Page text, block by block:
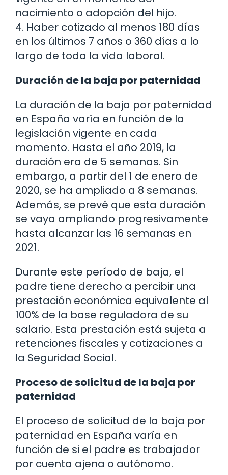
nacimiento o adopción del hijo.
4. Haber cotizado al menos 180 días
en los últimos 7 años o 360 días a lo
largo de toda la vida laboral.
Duración de la baja por paternidad
La duración de la baja por paternidad
en España varía en función de la
legislación vigente en cada
momento. Hasta el año 2019, la
duración era de 5 semanas. Sin
embargo, a partir del 1 de enero de
2020, se ha ampliado a 8 semanas.
Además, se prevé que esta duración
se vaya ampliando progresivamente
hasta alcanzar las 16 semanas en
2021.
Durante este período de baja, el
padre tiene derecho a percibir una
prestación económica equivalente al
100% de la base reguladora de su
salario. Esta prestación está sujeta a
retenciones fiscales y cotizaciones a
la Seguridad Social.
Proceso de solicitud de la baja por
paternidad
El proceso de solicitud de la baja por
paternidad en España varía en
función de si el padre es trabajador
por cuenta ajena o autónomo.